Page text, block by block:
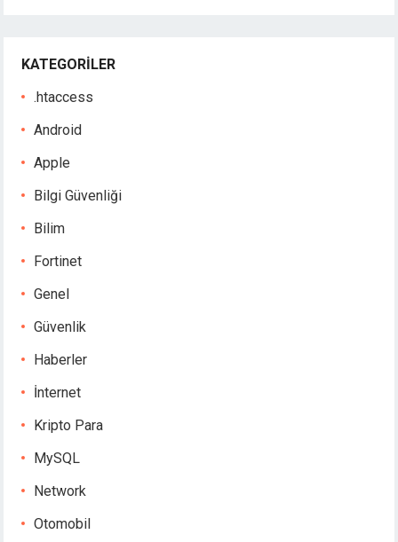
KATEGORILER
.htaccess
Android
Apple
Bilgi Güvenliği
Bilim
Fortinet
Genel
Güvenlik
Haberler
İnternet
Kripto Para
MySQL
Network
Otomobil